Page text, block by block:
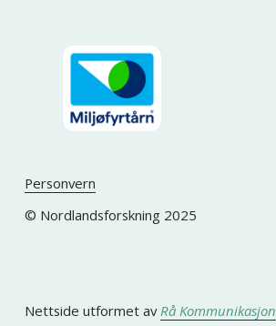
Personvern
© Nordlandsforskning 2025
Nettside utformet av Rå Kommunikasjon